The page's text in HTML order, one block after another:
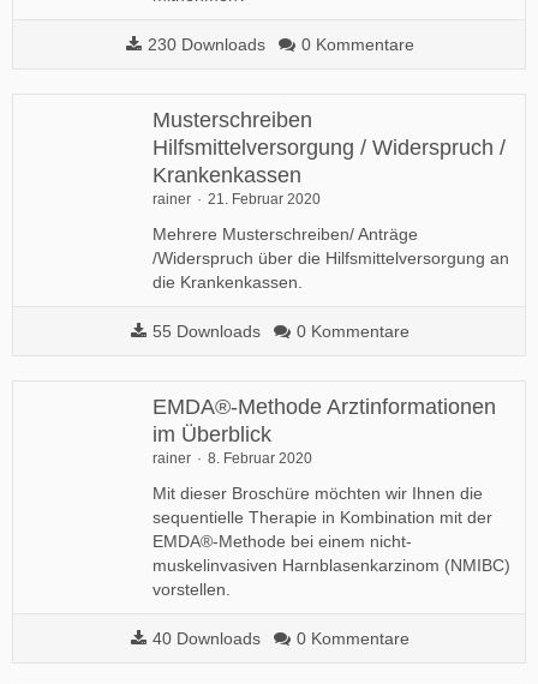
230 Downloads 0 Kommentare
Musterschreiben
Hilfsmittelversorgung / Widerspruch /
Krankenkassen
rainer 21. Februar 2020
Mehrere Musterschreiben/ Anträge
/Widerspruch über die Hilfsmittelversorgung an
die Krankenkassen.
55 Downloads 0 Kommentare
EMDA®-Methode Arztinformationen
im Überblick
rainer 8. Februar 2020
Mit dieser Broschüre möchten wir Ihnen die
sequentielle Therapie in Kombination mit der
EMDA®-Methode bei einem nicht-
muskelinvasiven Harnblasenkarzinom (NMIBC)
vorstellen.
40 Downloads 0 Kommentare